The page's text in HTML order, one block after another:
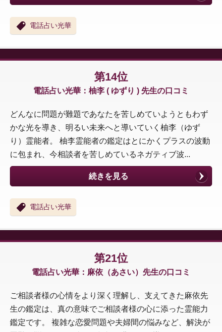
電話占い光華
第14位
電話占い光華：柚李 ( ゆずり ) 先生の口コミ
どんなに問題が難題であなたを苦しめていようともわず
かな光を導き、明るい未来へと導いていく柚李（ゆず
り）霊能者。 柚李霊能者の鑑定はとにかくプラスの波動
に包まれ、今相談者を苦しめているネガティブ波...
続きを見る
電話占い光華
第21位
電話占い光華：麻依（あさい）先生の口コミ
ご相談者様の心情をより深く理解し、支えてきた麻依先
生の鑑定は、真の意味でご相談者様の心に添った霊能力
鑑定です。 複雑な恋愛問題や夫婦間の悩みなど、解決が